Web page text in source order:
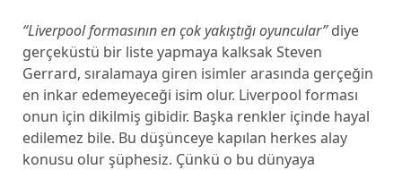
“Liverpool formasının en çok yakıştığı oyuncular”diye
gerçeküstü bir liste yapmaya kalksak Steven
Gerrard, sıralamaya giren isimler arasında gerçeğin
en inkar edemeyeceği isim olur. Liverpool forması
onun için dikilmiş gibidir. Başka renkler içinde hayal
edilemez bile. Bu düşünceye kapılan herkes alay
konusu olur şüphesiz. Çünkü o bu dünyaya